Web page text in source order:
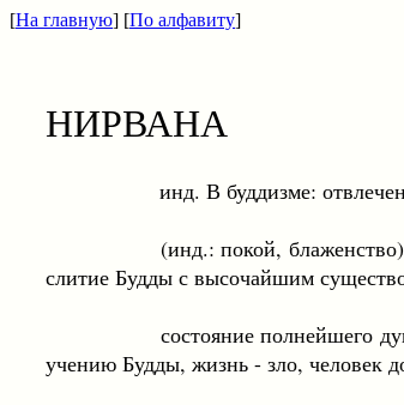
[На главную] [По алфавиту]
НИРВАНА
инд. В буддизме: отвлечение
(инд.: покой, блаженство). В
слитие Будды с высочайшим
состояние полнейшего
учению Будды, жизнь - зло, человек